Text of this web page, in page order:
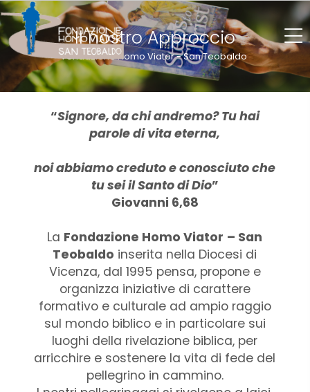
Il nostro Approccio
Fondazione Homo Viator - San Teobaldo
“Signore, da chi andremo? Tu hai
parole di vita eterna,
noi abbiamo creduto e conosciuto che
tu sei il Santo di Dio”
Giovanni 6,68
La Fondazione Homo Viator – San
Teobaldo inserita nella Diocesi di
Vicenza, dal 1995 pensa, propone e
organizza iniziative di carattere
formativo e culturale ad ampio raggio
sul mondo biblico e in particolare sui
luoghi della rivelazione biblica, per
arricchire e sostenere la vita di fede del
pellegrino in cammino.